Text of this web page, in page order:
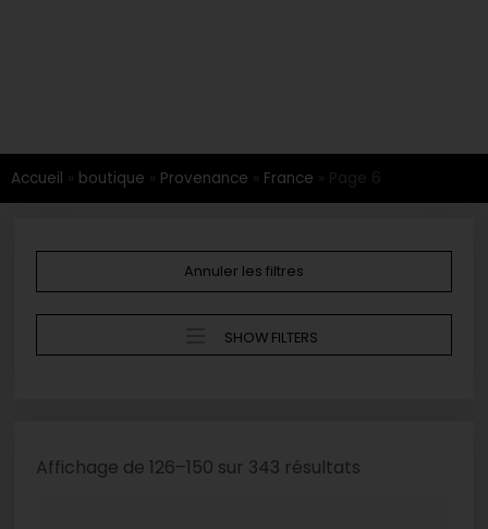
Accueil » boutique » Provenance » France » Page 6
Annuler les filtres
SHOW FILTERS
Affichage de 126–150 sur 343 résultats